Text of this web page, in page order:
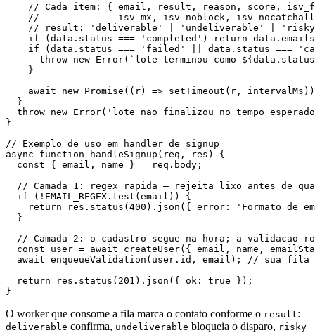
// Cada item: { email, result, reason, score,
//              isv_mx, isv_noblock,
// result: 'deliverable' | 'undeliverable' |
if (data.status === 'completed') return
if (data.status === 'failed' || data.status ===
throw new Error(`lote terminou como
    }
await new Promise((r) => setTimeout(r,
  }
throw new Error('lote nao finalizou no tempo
}
// Exemplo de uso em handler de signup
async function handleSignup(req, res) {
  const { email, name } = req.body;
// Camada 1: regex rapida — rejeita lixo antes de
  if (!EMAIL_REGEX.test(email)) {
return res.status(400).json({ error: 'Formato de
  }
// Camada 2: o cadastro segue na hora; a validacao
const user = await createUser({ email, name,
await enqueueValidation(user.id, email); // sua
  return res.status(201).json({ ok: true });
O worker que consome a fila marca o contato conforme o result:
deliverable confirma, undeliverable bloqueia o disparo, risky